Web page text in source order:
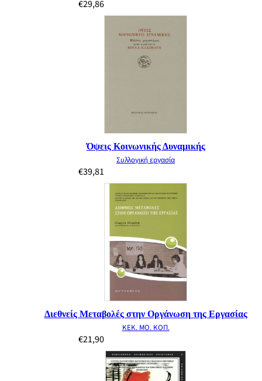
€29,86
Όψεις Κοινωνικής Δυναμικής
Συλλογική εργασία
€39,81
Διεθνείς Μεταβολές στην Οργάνωση της Εργασίας
ΚΕΚ. ΜΟ. ΚΟΠ.
€21,90